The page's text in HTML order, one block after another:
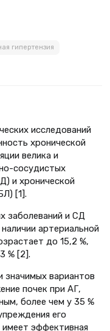
гипертензия
исследований
хронической
велика и
сосудистых
и хронической
[1].
заболеваний и СД
артериальной
до 15,2 %,
% [2].
значимых вариантов
почек при АГ,
более чем у 35 %
его
имеет эффективная